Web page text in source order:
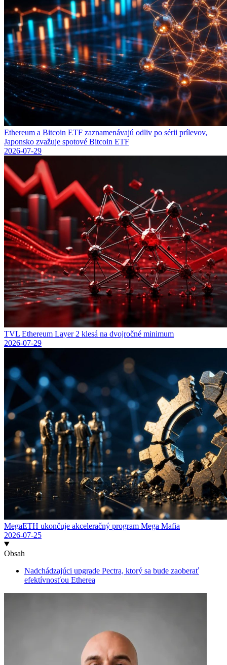
Ethereum a Bitcoin ETF zaznamenávajú odliv po sérii prílevov,
Japonsko zvažuje spotové Bitcoin ETF
2026-07-29
TVL Ethereum Layer 2 klesá na dvojročné minimum
2026-07-29
MegaETH ukončuje akceleračný program Mega Mafia
2026-07-25
Obsah
Nadchádzajúci upgrade Pectra, ktorý sa bude zaoberať
efektívnosťou Etherea